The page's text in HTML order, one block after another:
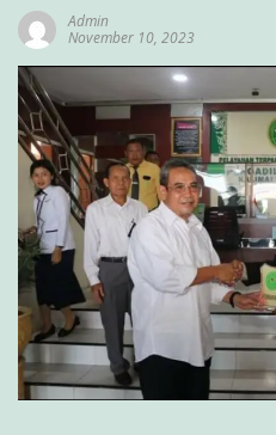
Admin
November 10, 2023